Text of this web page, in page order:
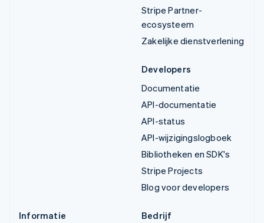
Stripe Partner-
ecosysteem
Zakelijke dienstverlening
Developers
Documentatie
API-documentatie
API-status
API-wijzigingslogboek
Bibliotheken en SDK's
Stripe Projects
Blog voor developers
Informatie
Bedrijf